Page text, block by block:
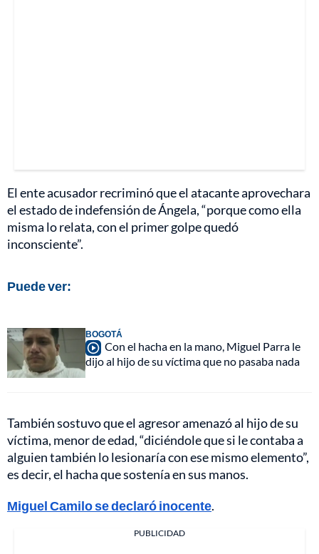
El ente acusador recriminó que el atacante aprovechara
el estado de indefensión de Ángela, “porque como ella
misma lo relata, con el primer golpe quedó
inconsciente”.
Puede ver:
BOGOTÁ
Con el hacha en la mano, Miguel Parra le
dijo al hijo de su víctima que no pasaba nada
También sostuvo que el agresor amenazó al hijo de su
víctima, menor de edad, “diciéndole que si le contaba a
alguien también lo lesionaría con ese mismo elemento”,
es decir, el hacha que sostenía en sus manos.
Miguel Camilo se declaró inocente.
PUBLICIDAD